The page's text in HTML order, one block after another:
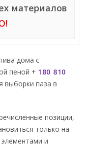
материалов
дома с
пеной + 180 810
выборки паза в
позиции,
только на
и